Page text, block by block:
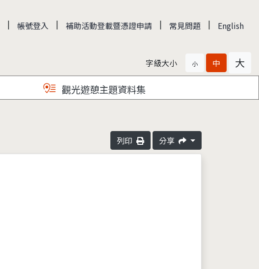
| 帳號登入 | 補助活動登載暨憑證申請 | 常見問題 | English
字級大小 小 中 大
觀光遊憩主題資料集
列印 分享